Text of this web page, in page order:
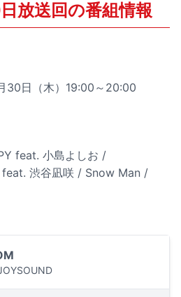
日放送回の番組情報
30日（木）19:00～20:00
feat. 小島よしお /
渋谷凪咲 / Snow Man /